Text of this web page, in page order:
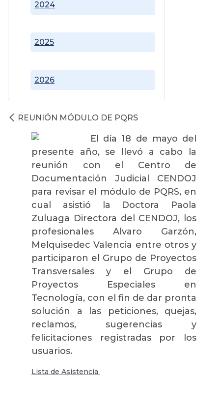
2024
2025
2026
REUNIÓN MÓDULO DE PQRS
El día 18 de mayo del
presente año, se llevó a cabo la
reunión con el Centro de
Documentación Judicial CENDOJ
para revisar el módulo de PQRS, en
cual asistió la Doctora Paola
Zuluaga Directora del CENDOJ, los
profesionales Alvaro Garzón,
Melquisedec Valencia entre otros y
participaron el Grupo de Proyectos
Transversales y el Grupo de
Proyectos Especiales en
Tecnología, con el fin de dar pronta
solución a las peticiones, quejas,
reclamos, sugerencias y
felicitaciones registradas por los
usuarios.
Lista de Asistencia